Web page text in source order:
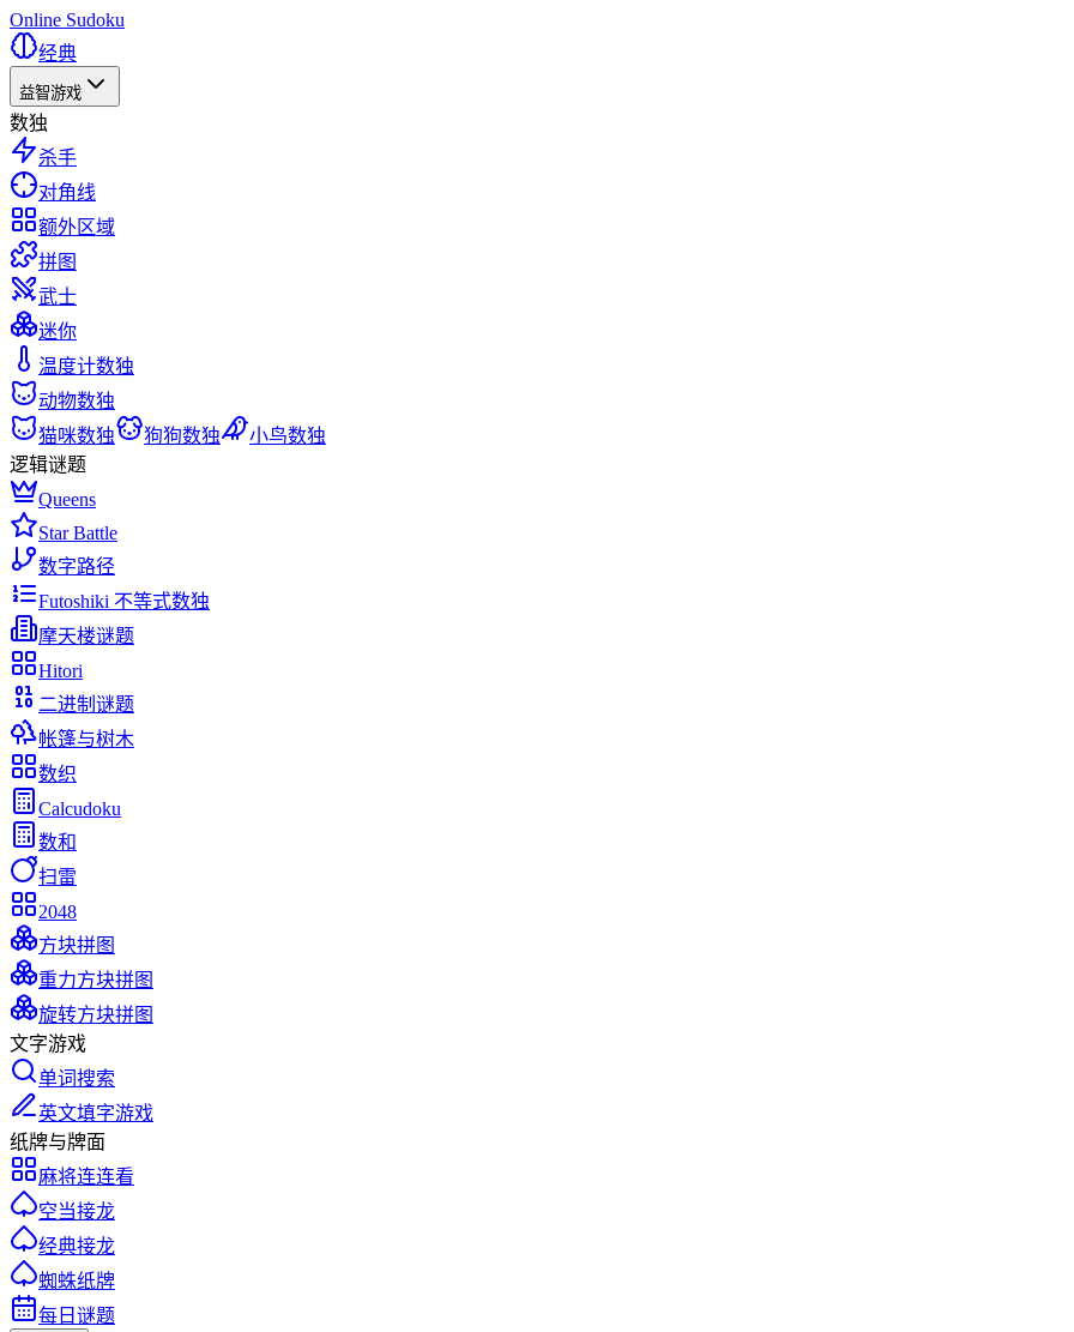
Online Sudoku
经典
益智游戏
数独
杀手
对角线
额外区域
拼图
武士
迷你
温度计数独
动物数独
猫咪数独
狗狗数独
小鸟数独
逻辑谜题
Queens
Star Battle
数字路径
Futoshiki 不等式数独
摩天楼谜题
Hitori
二进制谜题
帐篷与树木
数织
Calcudoku
数和
扫雷
2048
方块拼图
重力方块拼图
旋转方块拼图
文字游戏
单词搜索
英文填字游戏
纸牌与牌面
麻将连连看
空当接龙
经典接龙
蜘蛛纸牌
每日谜题